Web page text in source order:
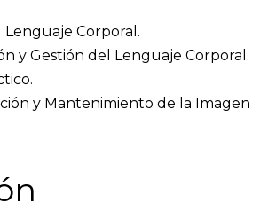
Lenguaje Corporal.
y Gestión del Lenguaje Corporal.
y Mantenimiento de la Imagen